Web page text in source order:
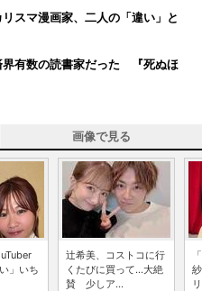
スマ漫画家、二人の「違い」と
界有数の読書家だった 『死ぬほ
画像で見る
」いち
辻希美、コストコに行
くたびに買って...大絶
賛 少しア...